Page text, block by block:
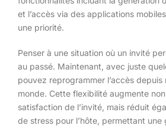
et l’accès via des applications
une priorité.
Penser à une situation où un invité
au passé. Maintenant, avec juste
pouvez reprogrammer l’accès depuis
monde. Cette flexibilité augmente
satisfaction de l’invité, mais réduit
de stress pour l’hôte, permettant une